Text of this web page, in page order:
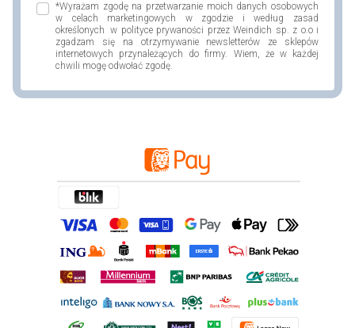
*Wyrażam zgodę na przetwarzanie moich danych osobowych
w celach marketingowych w zgodzie i według zasad
określonych w polityce prywaności przez Weindich sp. z o.o i
zgadzam się na otrzymywanie newsletterów ze sklepów
internetowych przynależących do firmy. Wiem, że w każdej
chwili mogę odwołać zgodę.